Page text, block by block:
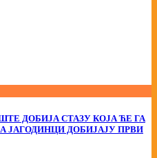
ДОБИЈА СТАЗУ КОЈА ЋЕ ГА
ЈАГОДИНЦИ ДОБИЈАЈУ ПРВИ